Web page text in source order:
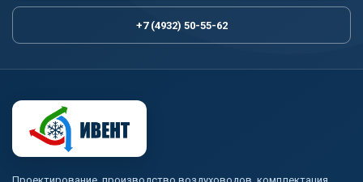
+7 (4932) 50-55-62
Проектирование, производство воздуховодов, комплектация,